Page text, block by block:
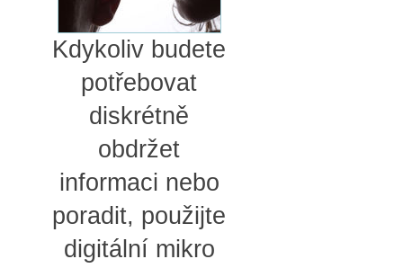
Kdykoliv budete
potřebovat
diskrétně
obdržet
informaci nebo
poradit, použijte
digitální mikro